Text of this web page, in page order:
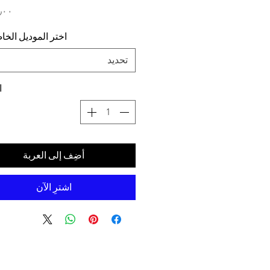
اختر الموديل
تحديد
أضِف إلى العربة
اشترِ الآن